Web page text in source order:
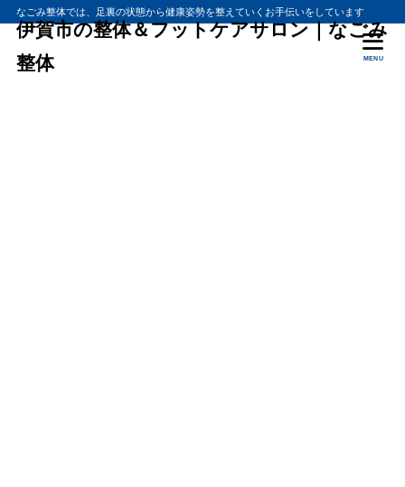
なごみ整体では、足裏の状態から健康姿勢を整えていくお手伝いをしています
伊賀市の整体＆フットケアサロン｜なごみ
整体
MENU